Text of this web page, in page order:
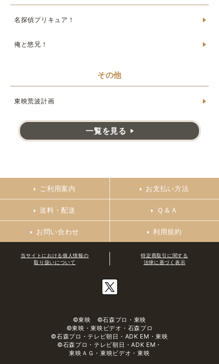
名探偵プリキュア！
俺と悠兄！
その他
東映荒波計画
一覧を見る
ご利用案内 お支払い方法
送料・配送 Ｑ＆Ａ
お問い合わせ 利用規約
当サイトにおける個人情報の
取り扱いについて
特定商取引に関する
法律に基づく表示
©東映 ©石森プロ・東映
©東映・東映ビデオ・石森プロ
©石森プロ・テレビ朝日・ADK EM・東映
©石森プロ・テレビ朝日・ADK EM・
東映ＡＧ・東映ビデオ・東映